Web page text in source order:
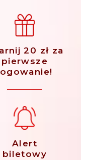
20 zł za
pierwsze
Alert
biletowy